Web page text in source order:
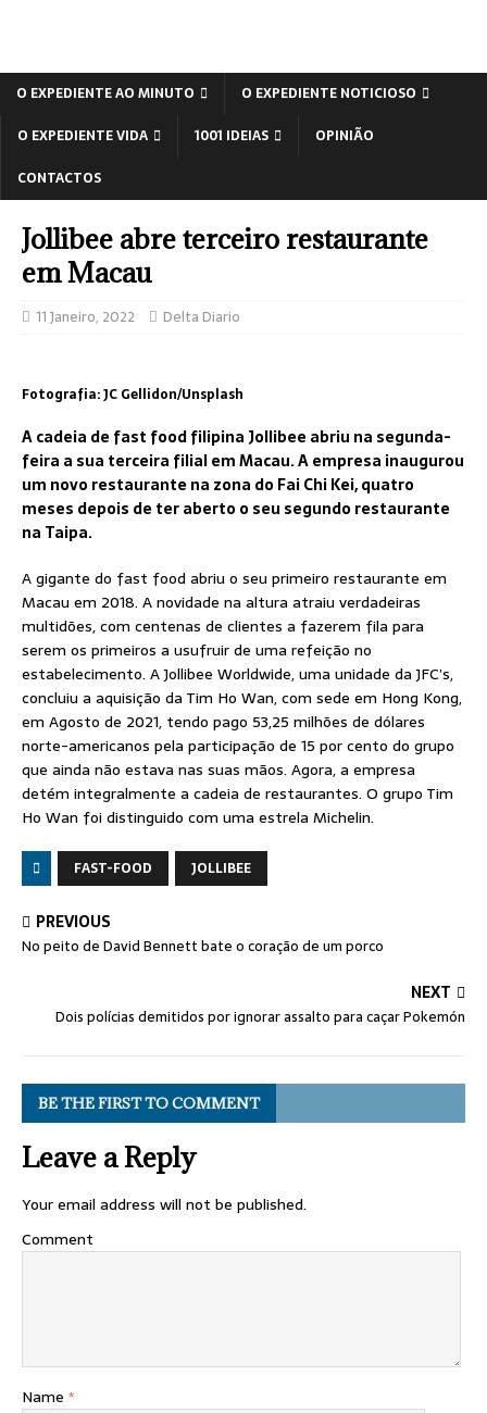
O EXPEDIENTE AO MINUTO
O EXPEDIENTE NOTICIOSO
O EXPEDIENTE VIDA
1001 IDEIAS
OPINIÃO
CONTACTOS
Jollibee abre terceiro restaurante
em Macau
11 Janeiro, 2022 Delta Diario
Fotografia: JC Gellidon/Unsplash
A cadeia de fast food filipina Jollibee abriu na segunda-
feira a sua terceira filial em Macau. A empresa inaugurou
um novo restaurante na zona do Fai Chi Kei, quatro
meses depois de ter aberto o seu segundo restaurante
na Taipa.
A gigante do fast food abriu o seu primeiro restaurante em
Macau em 2018. A novidade na altura atraiu verdadeiras
multidões, com centenas de clientes a fazerem fila para
serem os primeiros a usufruir de uma refeição no
estabelecimento. A Jollibee Worldwide, uma unidade da JFC’s,
concluiu a aquisição da Tim Ho Wan, com sede em Hong Kong,
em Agosto de 2021, tendo pago 53,25 milhões de dólares
norte-americanos pela participação de 15 por cento do grupo
que ainda não estava nas suas mãos. Agora, a empresa
detém integralmente a cadeia de restaurantes. O grupo Tim
Ho Wan foi distinguido com uma estrela Michelin.
FAST-FOOD JOLLIBEE
PREVIOUS
No peito de David Bennett bate o coração de um porco
NEXT
Dois polícias demitidos por ignorar assalto para caçar Pokemón
BE THE FIRST TO COMMENT
Leave a Reply
Your email address will not be published.
Comment
Name *